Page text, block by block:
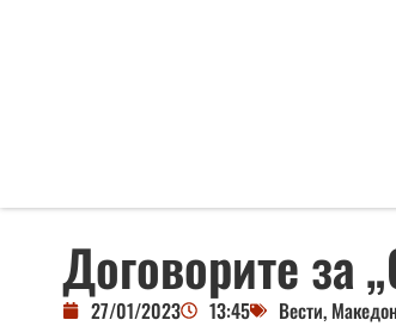
Договорите за
27/01/2023 13:45 Вести,